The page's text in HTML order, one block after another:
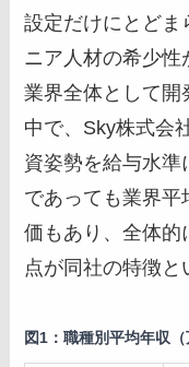
設定だけにとどま
ニア人材の希少
業界全体として開
中で、Sky株式会
資姿勢を給与水
であっても業界
価もあり、全体的
点が同社の特徴と
図1：職種別平均年収（